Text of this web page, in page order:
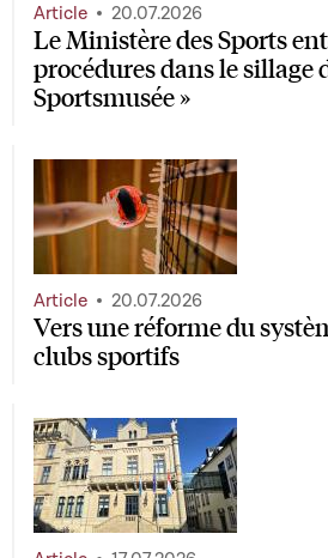
Le Ministère des Sports
procédures dans le sillage
Sportsmusée »
Article 20.07.2026
Vers une réforme du
clubs sportifs
Article 20.07.2026